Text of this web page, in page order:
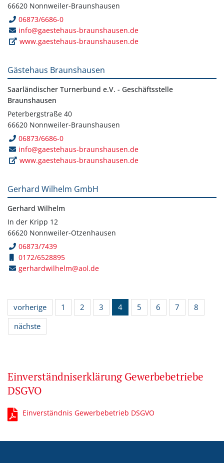
66620 Nonnweiler-Braunshausen
06873/6686-0
info@gaestehaus-braunshausen.de
www.gaestehaus-braunshausen.de
Gästehaus Braunshausen
Saarländischer Turnerbund e.V. - Geschäftsstelle
Braunshausen
Peterbergstraße 40
66620 Nonnweiler-Braunshausen
06873/6686-0
info@gaestehaus-braunshausen.de
www.gaestehaus-braunshausen.de
Gerhard Wilhelm GmbH
Gerhard Wilhelm
In der Kripp 12
66620 Nonnweiler-Otzenhausen
06873/7439
0172/6528895
gerhardwilhelm@aol.de
vorherige 1 2 3 4 5 6 7
8
nächste
Einverständniserklärung Gewerbebetriebe
DSGVO
Einverständnis Gewerbebetrieb DSGVO